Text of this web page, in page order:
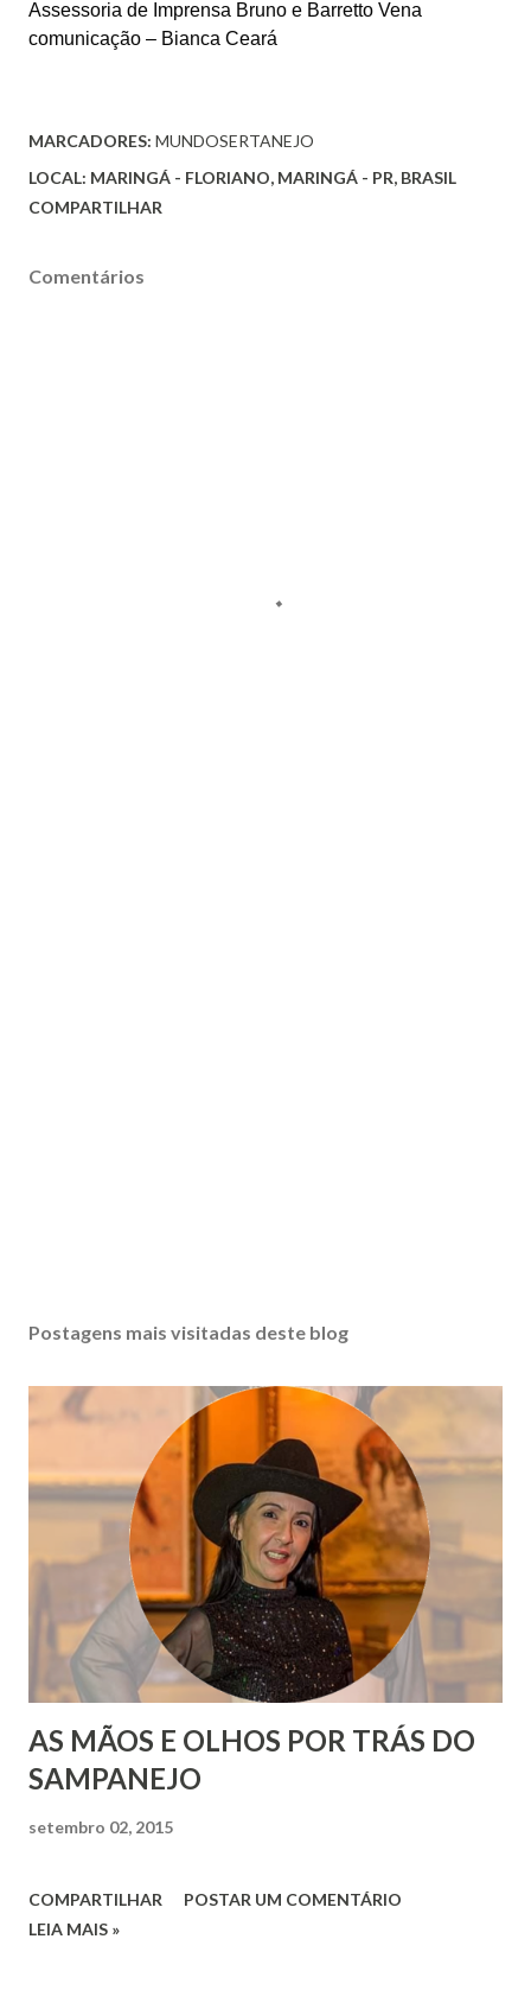
Assessoria de Imprensa Bruno e Barretto Vena
comunicação – Bianca Ceará
MARCADORES: MUNDOSERTANEJO
LOCAL: MARINGÁ - FLORIANO, MARINGÁ - PR, BRASIL
COMPARTILHAR
Comentários
Postagens mais visitadas deste blog
AS MÃOS E OLHOS POR TRÁS DO
SAMPANEJO
setembro 02, 2015
COMPARTILHAR
POSTAR UM COMENTÁRIO
LEIA MAIS »